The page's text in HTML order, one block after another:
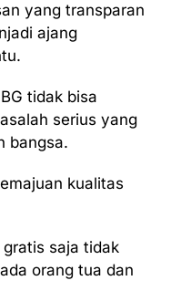
yang transparan
ajang
tidak bisa
serius yang
bangsa.
kualitas
saja tidak
orang tua dan